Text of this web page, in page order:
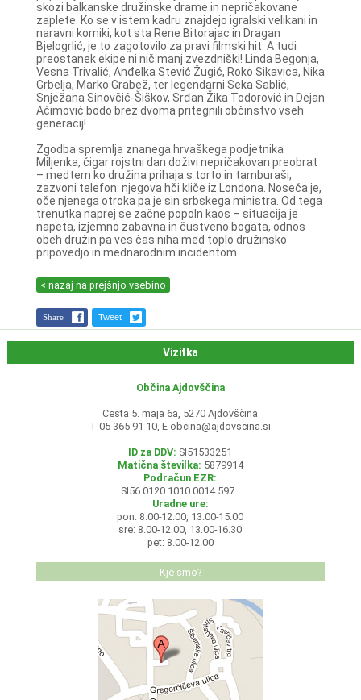
skozi balkanske družinske drame in nepričakovane
zaplete. Ko se v istem kadru znajdejo igralski velikani in
naravni komiki, kot sta Rene Bitorajac in Dragan
Bjelogrlić, je to zagotovilo za pravi filmski hit. A tudi
preostanek ekipe ni nič manj zvezdniški! Linda Begonja,
Vesna Trivalić, Anđelka Stević Žugić, Roko Sikavica, Nika
Grbelja, Marko Grabež, ter legendarni Seka Sablić,
Snježana Sinovčić-Šiškov, Srđan Žika Todorović in Dejan
Aćimović bodo brez dvoma pritegnili občinstvo vseh
generacij!
Zgodba spremlja znanega hrvaškega podjetnika
Miljenka, čigar rojstni dan doživi nepričakovan preobrat
– medtem ko družina prihaja s torto in tamburaši,
zazvoni telefon: njegova hči kliče iz Londona. Noseča je,
oče njenega otroka pa je sin srbskega ministra. Od tega
trenutka naprej se začne popoln kaos – situacija je
napeta, izjemno zabavna in čustveno bogata, odnos
obeh družin pa ves čas niha med toplo družinsko
pripovedjo in mednarodnim incidentom.
< nazaj na prejšnjo vsebino
Share Tweet
Vizitka
Občina Ajdovščina
Cesta 5. maja 6a, 5270 Ajdovščina
T 05 365 91 10, E obcina@ajdovscina.si
ID za DDV: SI51533251
Matična številka: 5879914
Podračun EZR:
SI56 0120 1010 0014 597
Uradne ure:
pon: 8.00-12.00, 13.00-15.00
sre: 8.00-12.00, 13.00-16.30
pet: 8.00-12.00
Kje smo?